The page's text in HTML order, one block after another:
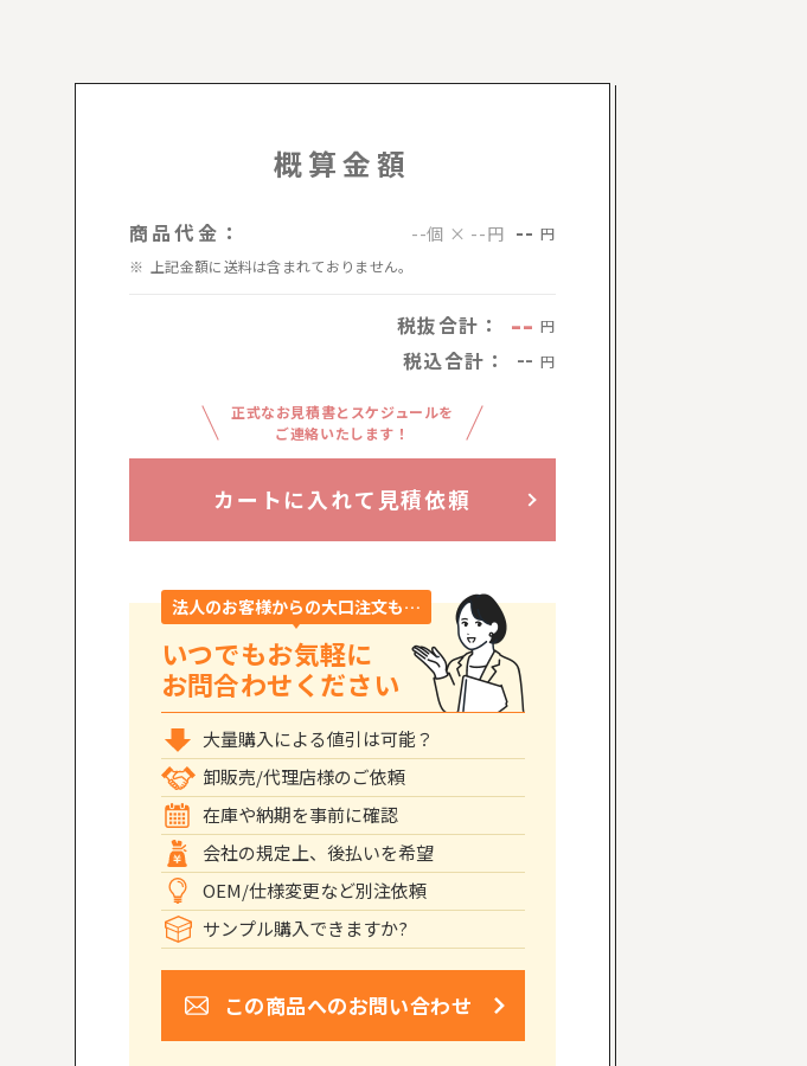
概算金額
商品代金： --個 × --円 -- 円
上記金額に送料は含まれておりません。
税抜合計： -- 円
税込合計： -- 円
正式なお見積書とスケジュールを
ご連絡いたします！
カートに入れて見積依頼
法人のお客様からの大口注文も…
いつでもお気軽に
お問合わせください
大量購入による値引は可能？
卸販売/代理店様のご依頼
在庫や納期を事前に確認
会社の規定上、後払いを希望
OEM/仕様変更など別注依頼
サンプル購入できますか?
この商品へのお問い合わせ